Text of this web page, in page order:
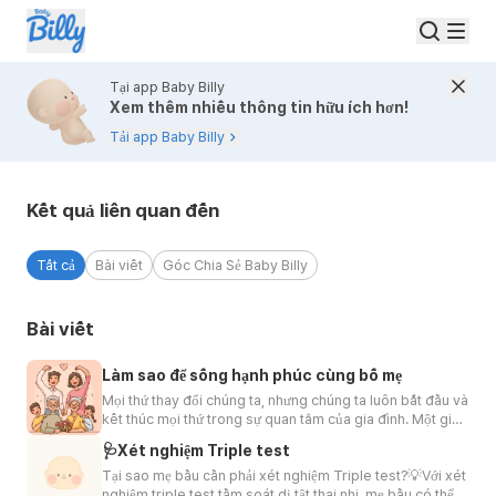
Tại app Baby Billy
Xem thêm nhiều thông tin hữu ích hơn!
Tải app Baby Billy
Kết quả tìm kiếm | Baby Billy
Kết quả liên quan đến
Tất cả Bài viết Góc Chia Sẻ Baby Billy
Bài viết
Làm sao để sống hạnh phúc cùng bố mẹ
Mọi thứ thay đổi chúng ta, nhưng chúng ta luôn bắt đầu và
kết thúc mọi thứ trong sự quan tâm của gia đình. Một gia
khang👩‍👨‍👧‍👦 thịnh vượng nuôi dưỡng nên những đứa
trẻ hạnh phúc và có tâm lý trưởng thành. Nhưng làm sao
để gia đình luôn hạnh phúc💞? Khi gia đình có nhiều thế
🩺Xét nghiệm Triple test
Tại sao mẹ bầu cần phải xét nghiệm Triple test?💡Với xét